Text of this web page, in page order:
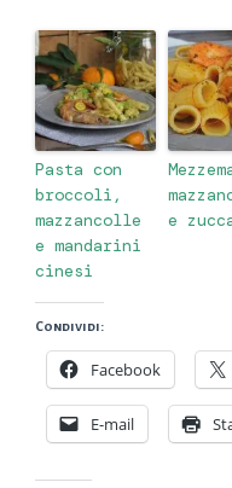
Pasta con
broccoli,
mazzancolle
e mandarini
cinesi
e
Condividi:
Facebook
E-mail